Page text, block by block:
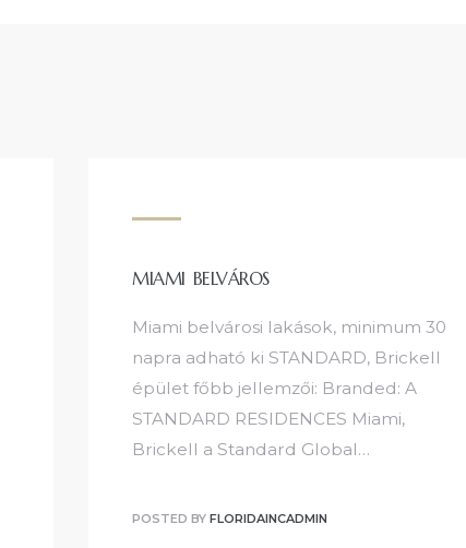
MIAMI BELVÁROS
Miami belvárosi lakások, minimum 30
napra adható ki STANDARD, Brickell
épület főbb jellemzői: Branded: A
STANDARD RESIDENCES Miami,
Brickell a Standard Global…
POSTED BY FLORIDAINCADMIN